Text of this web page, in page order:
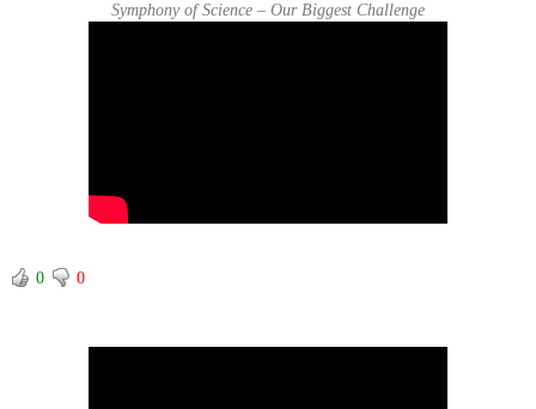
Symphony of Science – Our Biggest Challenge
0 0